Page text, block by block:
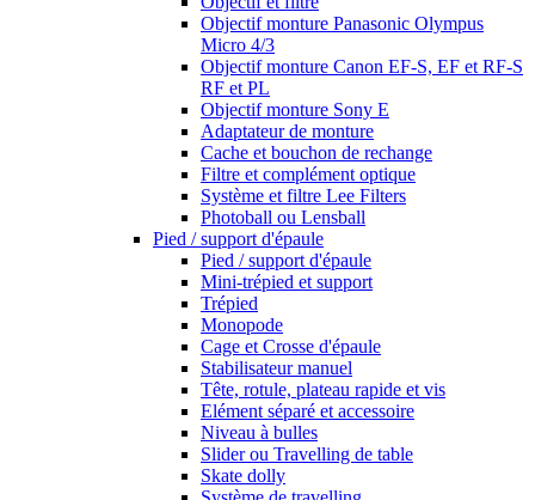
Objectif monture Panasonic Olympus
Micro 4/3
Objectif monture Canon EF-S, EF et RF-S
RF et PL
Objectif monture Sony E
Adaptateur de monture
Cache et bouchon de rechange
Filtre et complément optique
Système et filtre Lee Filters
Photoball ou Lensball
Pied / support d'épaule
Pied / support d'épaule
Mini-trépied et support
Trépied
Monopode
Cage et Crosse d'épaule
Stabilisateur manuel
Tête, rotule, plateau rapide et vis
Elément séparé et accessoire
Niveau à bulles
Slider ou Travelling de table
Skate dolly